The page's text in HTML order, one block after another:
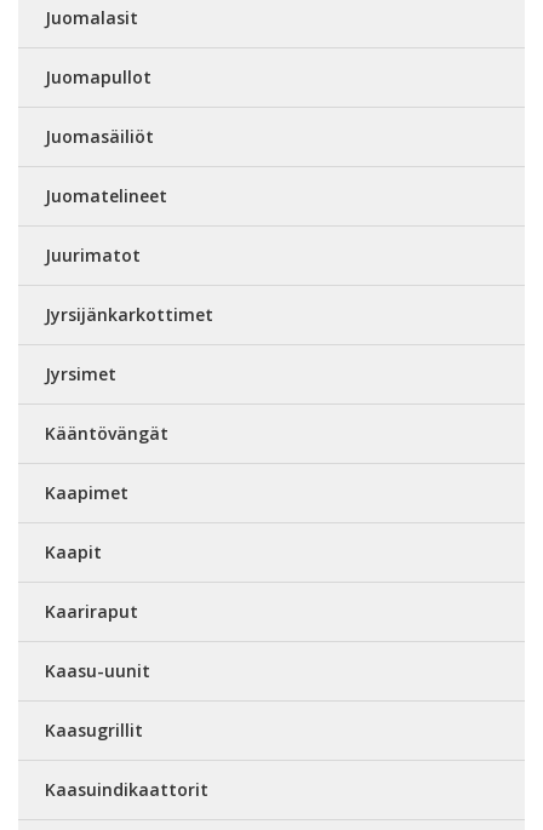
Juomalasit
Juomapullot
Juomasäiliöt
Juomatelineet
Juurimatot
Jyrsijänkarkottimet
Jyrsimet
Kääntövängät
Kaapimet
Kaapit
Kaariraput
Kaasu-uunit
Kaasugrillit
Kaasuindikaattorit